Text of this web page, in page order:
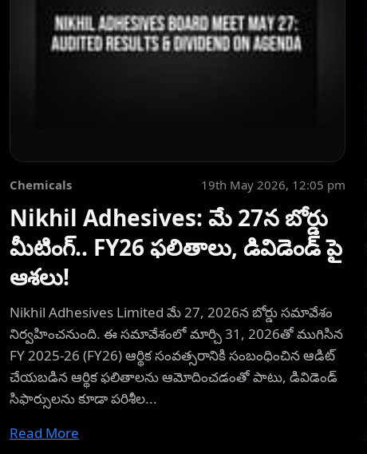
Chemicals 19th May 2026, 12:05 pm
Nikhil Adhesives: మే 27న బోర్డు
మీటింగ్.. FY26 ఫలితాలు, డివిడెండ్ పై
ఆశలు!
Nikhil Adhesives Limited మే 27, 2026న బోర్డు సమావేశం
నిర్వహించనుంది. ఈ సమావేశంలో మార్చి 31, 2026తో ముగిసిన
FY 2025-26 (FY26) ఆర్థిక సంవత్సరానికి సంబంధించిన ఆడిట్
చేయబడిన ఆర్థిక ఫలితాలను ఆమోదించడంతో పాటు, డివిడెండ్
సిఫార్సులను కూడా పరిశీల...
Read More